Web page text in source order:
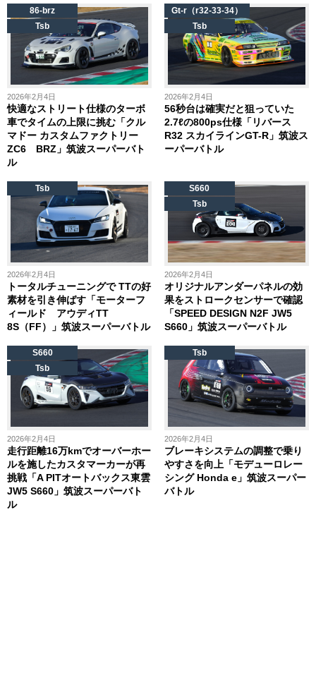
2026年2月4日
快適なストリート仕様のターボ
車でタイムの上限に挑む「クル
マドー カスタムファクトリー
ZC6 BRZ」筑波スーパーバト
ル
86-brz
Tsb
2026年2月4日
56秒台は確実だと狙っていた
2.7ℓの800ps仕様「リバース
R32 スカイラインGT-R」筑波ス
ーパーバトル
Gt-r（r32-33-34）
Tsb
2026年2月4日
トータルチューニングで TTの好
素材を引き伸ばす「モーターフ
ィールド アウディTT
8S（FF）」筑波スーパーバトル
Tsb
2026年2月4日
オリジナルアンダーパネルの効
果をストロークセンサーで確認
「SPEED DESIGN N2F JW5
S660」筑波スーパーバトル
S660
Tsb
2026年2月4日
走行距離16万kmでオーバーホー
ルを施したカスタマーカーが再
挑戦「A PITオートバックス東雲
JW5 S660」筑波スーパーバト
ル
S660
Tsb
2026年2月4日
ブレーキシステムの調整で乗り
やすさを向上「モデューロレー
シング Honda e」筑波スーパー
バトル
Tsb